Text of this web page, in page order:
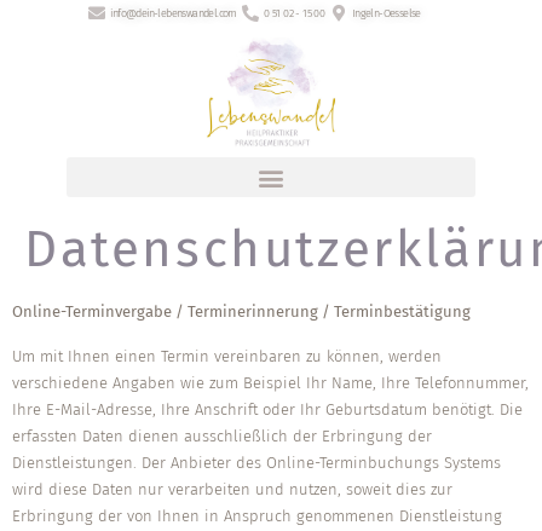
info@dein-lebenswandel.com 0 51 02 - 15 00 Ingeln-Oesselse
Online-Terminvergabe / Terminerinnerung / Terminbestätigung
Um mit Ihnen einen Termin vereinbaren zu können, werden
verschiedene Angaben wie zum Beispiel Ihr Name, Ihre Telefonnummer,
Ihre E-Mail-Adresse, Ihre Anschrift oder Ihr Geburtsdatum benötigt. Die
erfassten Daten dienen ausschließlich der Erbringung der
Dienstleistungen. Der Anbieter des Online-Terminbuchungs Systems
wird diese Daten nur verarbeiten und nutzen, soweit dies zur
Erbringung der von Ihnen in Anspruch genommenen Dienstleistung